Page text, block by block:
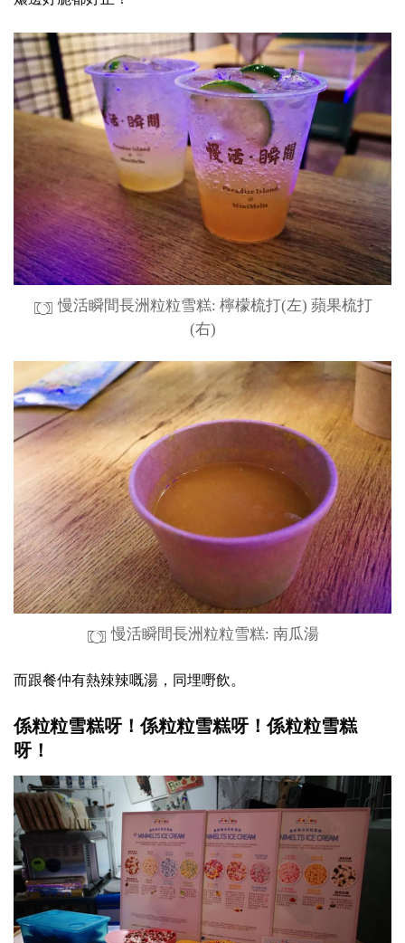
慢活瞬間長洲粒粒雪糕: 檸檬梳打(左) 蘋果梳打
(右)
慢活瞬間長洲粒粒雪糕: 南瓜湯
而跟餐仲有熱辣辣嘅湯，同埋嘢飲。
係粒粒雪糕呀！係粒粒雪糕呀！係粒粒雪糕
呀！